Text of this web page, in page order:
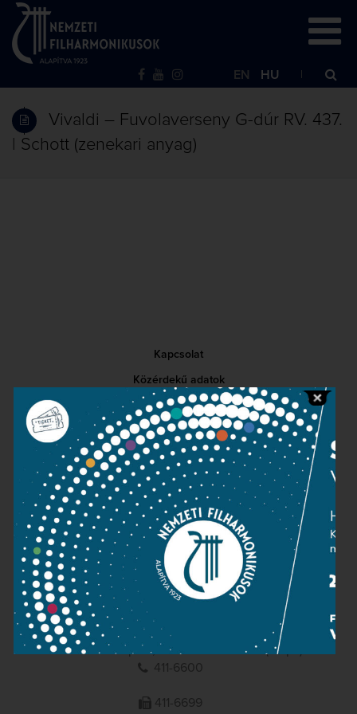
EN HU
Vivaldi – Fuvolaverseny G-dúr RV. 437.
| Schott (zenekari anyag)
Kapcsolat
Közérdekű adatok
Sajtószoba
Adatvédelem
Impresszum
NEMZETI
FILHARMONIKUSOK
1095 Budapest, Komor Marcell u. 1. (Müpa)
411-6600
411-6699